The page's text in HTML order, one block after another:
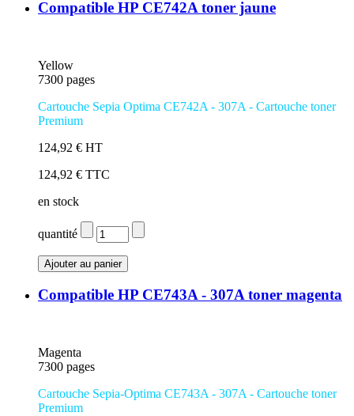
Compatible HP CE742A toner jaune
Yellow
7300 pages
Cartouche Sepia Optima CE742A - 307A - Cartouche toner
Premium
124,92 € HT
124,92 € TTC
en stock
quantité
Compatible HP CE743A - 307A toner magenta
Magenta
7300 pages
Cartouche Sepia-Optima CE743A - 307A - Cartouche toner
Premium